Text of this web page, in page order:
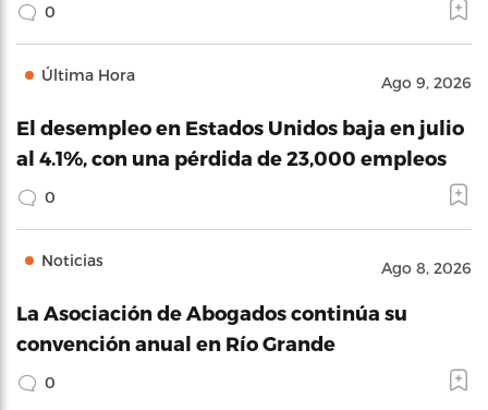
0
Última Hora Ago 9, 2026
El desempleo en Estados Unidos baja en julio
al 4.1%, con una pérdida de 23,000 empleos
0
Noticias Ago 8, 2026
La Asociación de Abogados continúa su
convención anual en Río Grande
0